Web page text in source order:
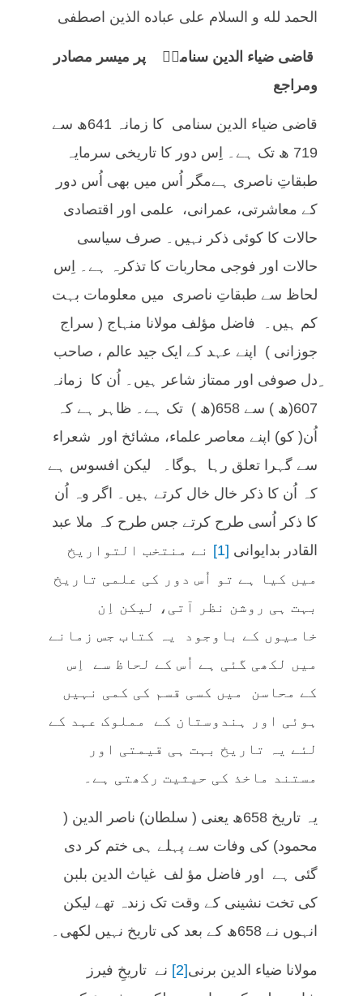
الحمد لله و السلام على عباده الذين اصطفى
قاضی ضیاء الدین سنامیؒ پر میسر مصادر
ومراجع
قاضی ضیاء الدین سنامی کا زمانہ 641ھ سے
719 ھ تک ہے۔ اِس دور کا تاریخی سرمایہ
طبقاتِ ناصری ہےمگر اُس میں بھی اُس دور
کے معاشرتی، عمرانی، علمی اور اقتصادی
حالات کا کوئی ذکر نہیں۔ صرف سیاسی
حالات اور فوجی محاربات کا تذکرہ ہے۔ اِس
لحاظ سے طبقاتِ ناصری میں معلومات بہت
کم ہیں۔ فاضل مؤلف مولانا منہاج ( سراج
جوزانی ) اپنے عہد کے ایک جید عالم ، صاحب
ِدل صوفی اور ممتاز شاعر ہیں۔ اُن کا زمانہ
607(ھ ) سے 658(ھ ) تک ہے۔ ظاہر ہے کہ
اُن( کو) اپنے معاصر علماء، مشائخ اور شعراء
سے گہرا تعلق رہا ہوگا۔ لیکن افسوس ہے
کہ اُن کا ذکر خال خال کرتے ہیں۔ اگر وہ اُن
کا ذکر اُسی طرح کرتے جس طرح کہ ملا عبد
القادر بدایوانی [1]
نے منتخب التواریخ
میں کیا ہے تو اُس دور کی علمی تاریخ
بہت ہی روشن نظر آتی، لیکن اِن
خامیوں کے باوجود یہ کتاب جس زمانے
میں لکھی گئی ہے اُس کے لحاظ سے اِس
کے محاسن میں کسی قسم کی کمی نہیں
ہوئی اور ہندوستان کے مملوک عہد کے
لئے یہ تاریخ بہت ہی قیمتی اور
مستند ماخذ کی حیثیت رکھتی ہے۔
یہ تاریخ 658ھ یعنی ( سلطان) ناصر الدین (
محمود) کی وفات سے پہلے ہی ختم کر دی
گئی ہے اور فاضل مؤ لف غیاث الدین بلبن
کی تخت نشینی کے وقت تک زندہ تھے لیکن
انہوں نے 658ھ کے بعد کی تاریخ نہیں لکھی۔
مولانا ضیاء الدین برنی[2]
نے تاریخِ فیرز